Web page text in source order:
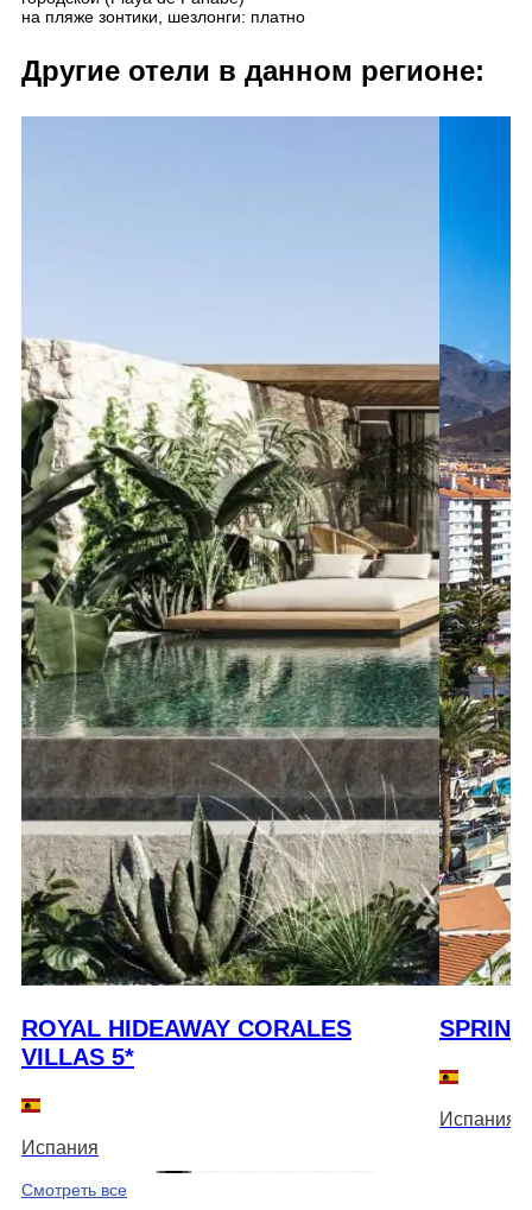
на пляже зонтики, шезлонги: платно
Другие отели в данном регионе:
ROYAL HIDEAWAY CORALES
VILLAS 5*
Испания
Испания
Смотреть все